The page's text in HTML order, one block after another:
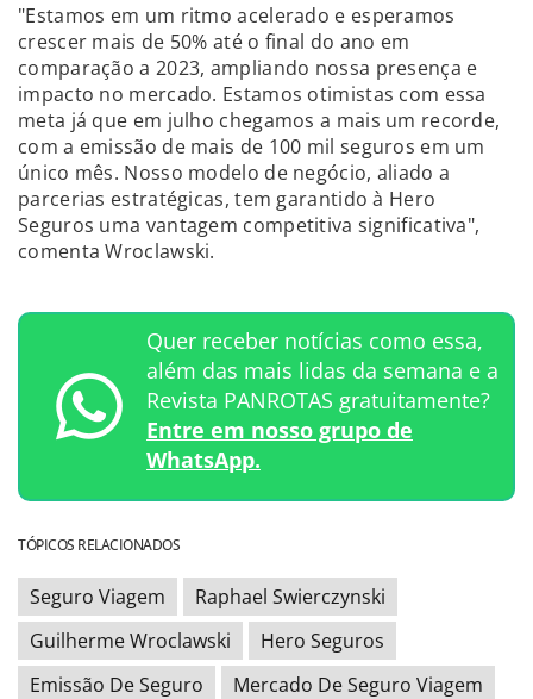
"Estamos em um ritmo acelerado e esperamos
crescer mais de 50% até o final do ano em
comparação a 2023, ampliando nossa presença e
impacto no mercado. Estamos otimistas com essa
meta já que em julho chegamos a mais um recorde,
com a emissão de mais de 100 mil seguros em um
único mês. Nosso modelo de negócio, aliado a
parcerias estratégicas, tem garantido à Hero
Seguros uma vantagem competitiva significativa",
comenta Wroclawski.
Quer receber notícias como essa,
além das mais lidas da semana e a
Revista PANROTAS gratuitamente?
Entre em nosso grupo de
WhatsApp.
TÓPICOS RELACIONADOS
Seguro Viagem
Raphael Swierczynski
Guilherme Wroclawski
Hero Seguros
Emissão De Seguro
Mercado De Seguro Viagem